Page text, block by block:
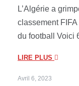
L’Algérie a
classement
du football Voici
LIRE PLUS
Avril 6, 2023